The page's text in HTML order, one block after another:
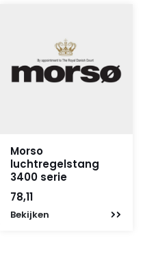
Morso
luchtregelstang
3400 serie
78,11
Bekijken